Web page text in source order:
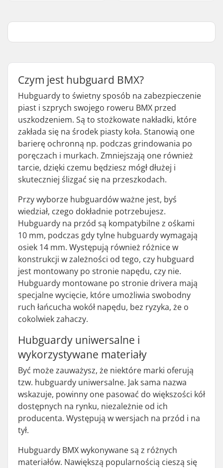
Czym jest hubguard BMX?
Hubguardy to świetny sposób na zabezpieczenie
piast i szprych swojego roweru BMX przed
uszkodzeniem. Są to stożkowate nakładki, które
zakłada się na środek piasty koła. Stanowią one
barierę ochronną np. podczas grindowania po
poręczach i murkach. Zmniejszają one również
tarcie, dzięki czemu będziesz mógł dłużej i
skuteczniej ślizgać się na przeszkodach.
Przy wyborze hubguardów ważne jest, byś
wiedział, czego dokładnie potrzebujesz.
Hubguardy na przód są kompatybilne z ośkami
10 mm, podczas gdy tylne hubguardy wymagają
osiek 14 mm. Występują również różnice w
konstrukcji w zależności od tego, czy hubguard
jest montowany po stronie napędu, czy nie.
Hubguardy montowane po stronie drivera mają
specjalne wycięcie, które umożliwia swobodny
ruch łańcucha wokół napędu, bez ryzyka, że o
cokolwiek zahaczy.
Hubguardy uniwersalne i
wykorzystywane materiały
Być może zauważysz, że niektóre marki oferują
tzw. hubguardy uniwersalne. Jak sama nazwa
wskazuje, powinny one pasować do większości kół
dostępnych na rynku, niezależnie od ich
producenta. Występują w wersjach na przód i na
tył.
Hubguardy BMX wykonywane są z różnych
materiałów. Nawiększą popularnością cieszą się